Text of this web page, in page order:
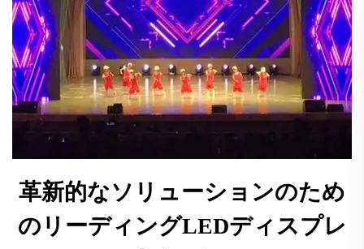
革新的なソリューションのため
のリーディングLEDディスプレ